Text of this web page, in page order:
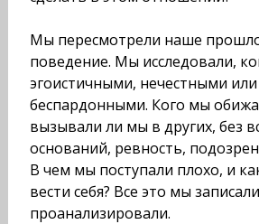
Мы пересмотрели наше
поведение. Мы исследовали,
эгоистичными, нечестными или
беспардонными. Кого мы
вызывали ли мы в других, без
оснований, ревность,
В чем мы поступали плохо, и
вести себя? Все это мы
проанализировали.